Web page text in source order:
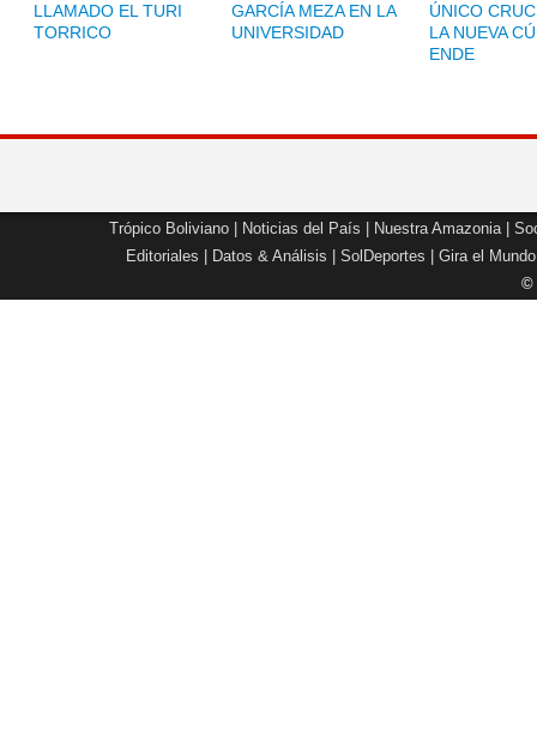
LLAMADO EL TURI
TORRICO
GARCÍA MEZA EN LA
UNIVERSIDAD
ÚNICO
LA NUEVA
ENDE
Trópico Boliviano Noticias del País Nuestra Amazonia|
Editoriales
Datos & Análisis SolDeportes Gira el Mundo
©